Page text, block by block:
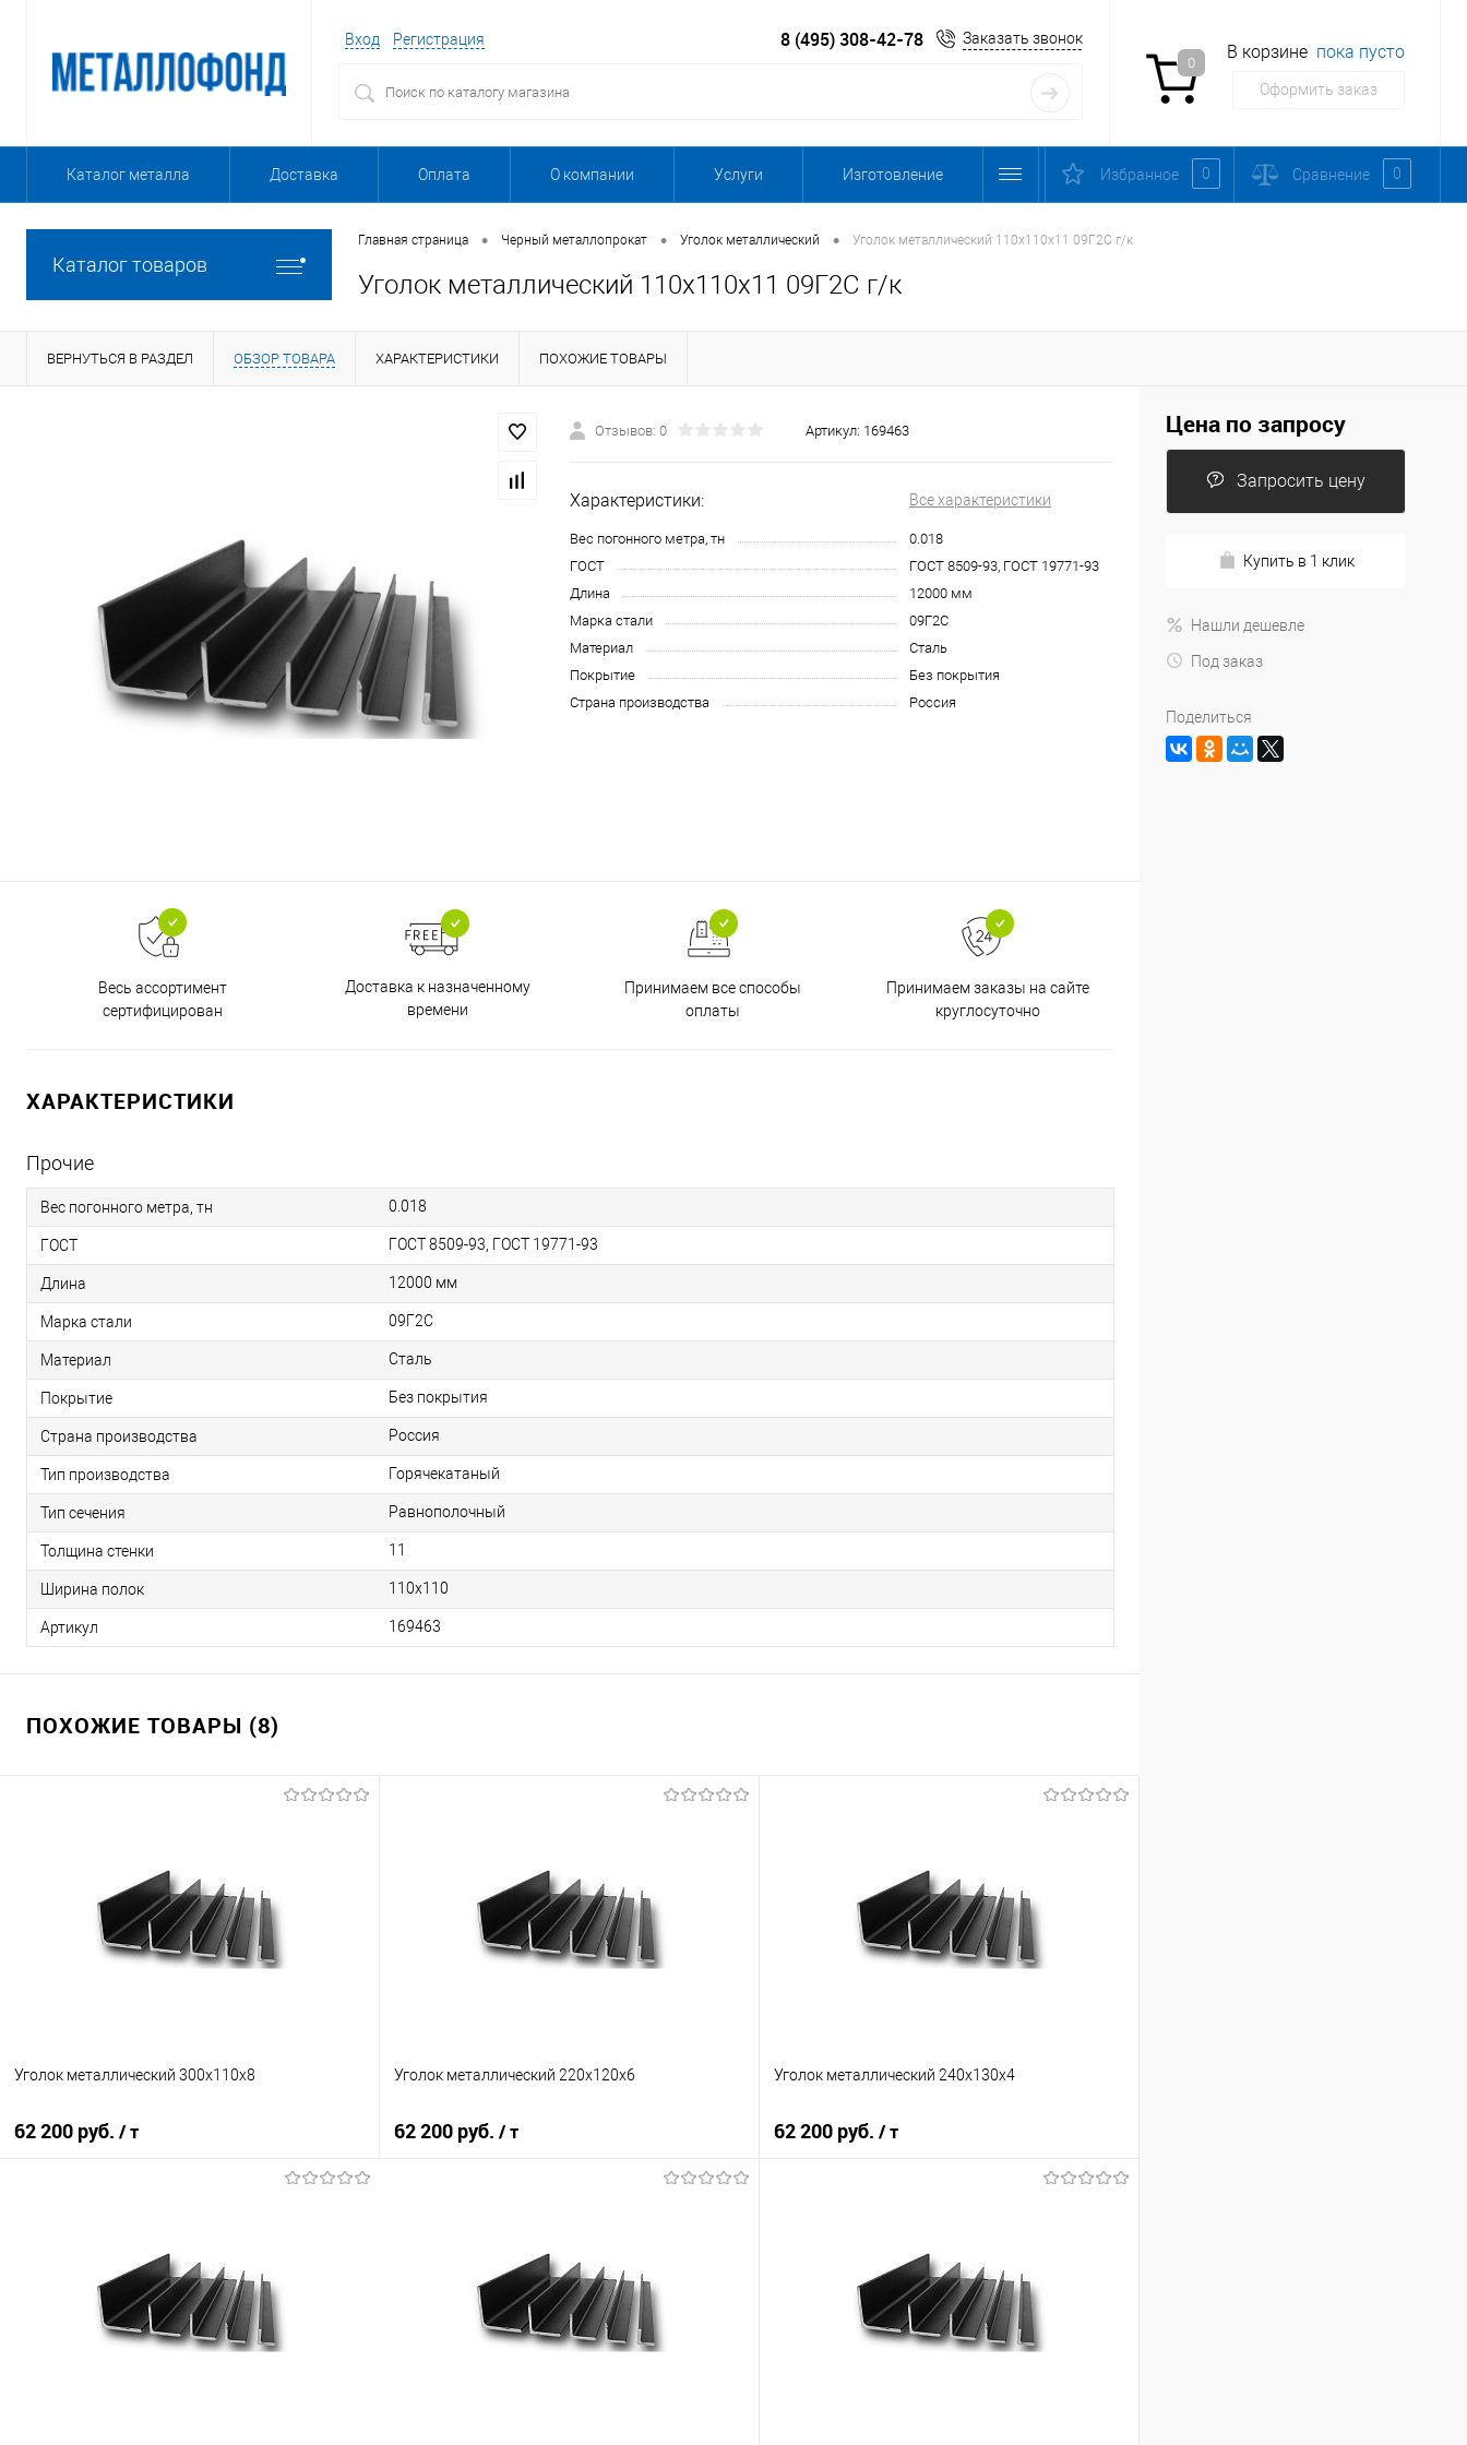
Вход Регистрация 8 (495) 308-42-78 Заказать звонок
0
В корзине пока пусто
Оформить заказ
Каталог металла Доставка Оплата О компании Услуги Изготовление Избранное 0 Сравнение 0
Каталог товаров
Главная страница • Черный металлопрокат • Уголок металлический • Уголок металлический 110х110х11 09Г2С г/к
Уголок металлический 110х110х11 09Г2С г/к
ВЕРНУТЬСЯ В РАЗДЕЛ ОБЗОР ТОВАРА ХАРАКТЕРИСТИКИ ПОХОЖИЕ ТОВАРЫ
Отзывов: 0 Артикул: 169463
Характеристики: Все характеристики
Вес погонного метра, тн
0.018
ГОСТ
ГОСТ 8509-93, ГОСТ 19771-93
Длина
12000 мм
Марка стали
09Г2С
Материал
Сталь
Покрытие
Без покрытия
Страна производства
Россия
Весь ассортимент
сертифицирован
Доставка к назначенному
времени
Принимаем все способы
оплаты
Принимаем заказы на сайте
круглосуточно
ХАРАКТЕРИСТИКИ
Прочие
Вес погонного метра, тн 0.018
ГОСТ ГОСТ 8509-93, ГОСТ 19771-93
Длина 12000 мм
Марка стали 09Г2С
Материал Сталь
Покрытие Без покрытия
Страна производства Россия
Тип производства Горячекатаный
Тип сечения Равнополочный
Толщина стенки 11
Ширина полок 110х110
Артикул 169463
ПОХОЖИЕ ТОВАРЫ (8)
Уголок металлический 300х110х8
62 200 руб. / т
Купить в 1 клик
Сравнение
В избранное
Под заказ
Уголок металлический 220х120х6
62 200 руб. / т
Купить в 1 клик
Сравнение
В избранное
Под заказ
Уголок металлический 240х130х4
62 200 руб. / т
Купить в 1 клик
Сравнение
В избранное
Под заказ
Цена по запросу
Запросить цену
Купить в 1 клик
Нашли дешевле
Под заказ
Поделиться